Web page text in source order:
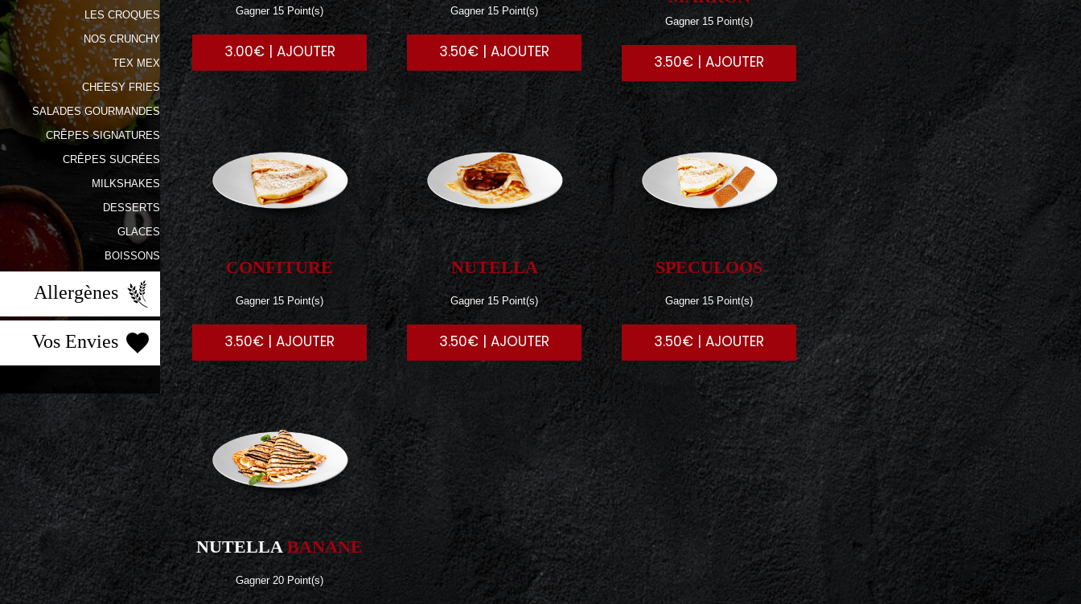
LES CROQUES
NOS CRUNCHY
TEX MEX
CHEESY FRIES
SALADES GOURMANDES
CRÊPES SIGNATURES
CRÊPES SUCRÉES
MILKSHAKES
DESSERTS
GLACES
BOISSONS
Allergènes
Vos Envies
Gagner 15 Point(s)
3.00€ | AJOUTER
Gagner 15 Point(s)
3.50€ | AJOUTER
Gagner 15 Point(s)
3.50€ | AJOUTER
CONFITURE
Gagner 15 Point(s)
3.50€ | AJOUTER
NUTELLA
Gagner 15 Point(s)
3.50€ | AJOUTER
SPECULOOS
Gagner 15 Point(s)
3.50€ | AJOUTER
NUTELLABANANE
Gagner 20 Point(s)